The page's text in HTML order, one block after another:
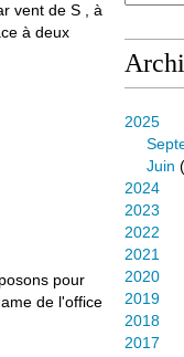
vent de S , à
à deux
pour
de l'office
2025
Juin
2024
2023
2022
2021
2020
2019
2018
2017